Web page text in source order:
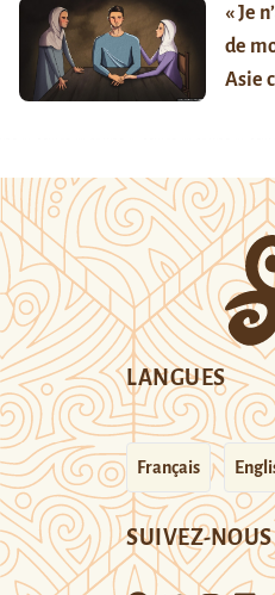
« Je
de
Asie
LANGUES
Français
SUIVEZ-NOUS